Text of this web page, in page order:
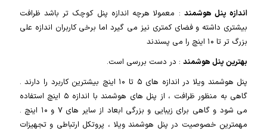
اندازه پنل هوشمند : معمولا هرچه اندازه پنل کوچک تر باشد ظرافت
بیشتری داشته و فضای کمتری نیز می گیرد اما برخی کاربران اندازه علی
بزرگ تر تا ۱۰ اینچ را می پسندند
بهترین پنل هوشمند: در دست بررسی است.
پنل هوشمند ویلا در اندازه های ۵ تا ۱۰ اینچ بیشترین کاربرد را دارند .
گاهی به منظور ظرافت ، از پنل های هوشمند با اندازه ۵ اینچ استفاده
می شود و گاهی برای زیبایی و بزرگی ابعاد از سایر های ۷ و ۱۰ اینچ .
مهمترین خصوصیت در پنل هوشمند ویلا ، پروتکل ارتباطی و تجهیزات